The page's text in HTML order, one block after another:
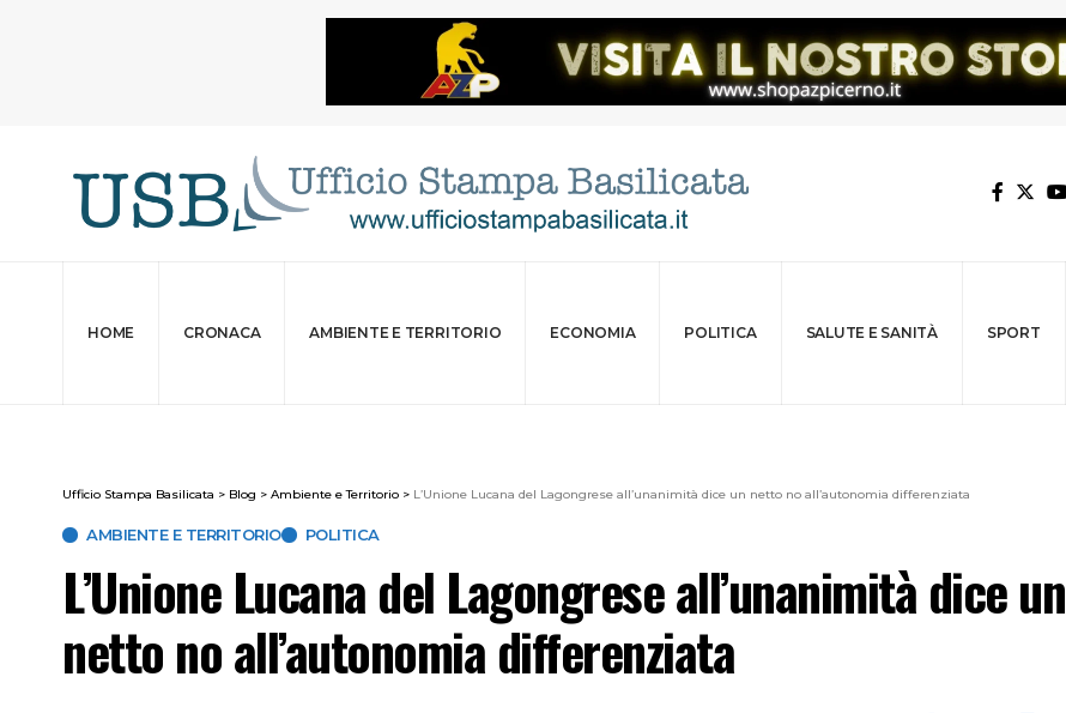
HOME CRONACA AMBIENTE E TERRITORIO ECONOMIA POLITICA SALUTE E SANITÀ SPORT
Ufficio Stampa Basilicata > Blog > Ambiente e Territorio > L’Unione Lucana del Lagongrese all’unanimità dice un netto no all’autonomia differenziata
AMBIENTE E TERRITORIO POLITICA
L’Unione Lucana del Lagongrese all’unanimità dice un
netto no all’autonomia differenziata